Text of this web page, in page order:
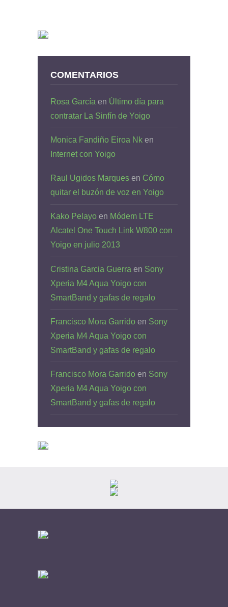
COMENTARIOS
Rosa García en Último día para
contratar La Sinfín de Yoigo
Monica Fandiño Eiroa Nk en
Internet con Yoigo
Raul Ugidos Marques en Cómo
quitar el buzón de voz en Yoigo
Kako Pelayo en Módem LTE
Alcatel One Touch Link W800 con
Yoigo en julio 2013
Cristina Garcia Guerra en Sony
Xperia M4 Aqua Yoigo con
SmartBand y gafas de regalo
Francisco Mora Garrido en Sony
Xperia M4 Aqua Yoigo con
SmartBand y gafas de regalo
Francisco Mora Garrido en Sony
Xperia M4 Aqua Yoigo con
SmartBand y gafas de regalo